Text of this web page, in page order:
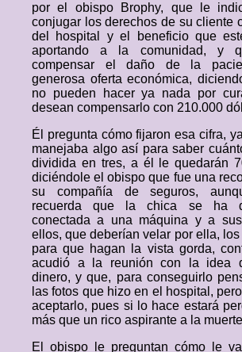
por el obispo Brophy, que le
conjugar los derechos de su cliente
del hospital y el beneficio que
aportando a la comunidad, y
compensar el daño de la
generosa oferta económica,
no pueden hacer ya nada por
desean compensarlo con 210.000
Él pregunta cómo fijaron esa cifra,
manejaba algo así para saber
dividida en tres, a él le quedarán
diciéndole el obispo que fue una
su compañía de seguros,
recuerda que la chica se ha
conectada a una máquina y a
ellos, que deberían velar por ella,
para que hagan la vista gorda,
acudió a la reunión con la idea
dinero, y que, para conseguirlo
las fotos que hizo en el hospital,
aceptarlo, pues si lo hace estará
más que un rico aspirante a la
El obispo le preguntan cómo le